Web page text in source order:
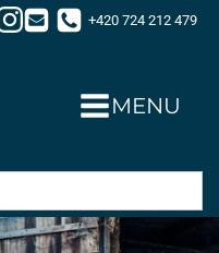
+420 724 212 479
MENU